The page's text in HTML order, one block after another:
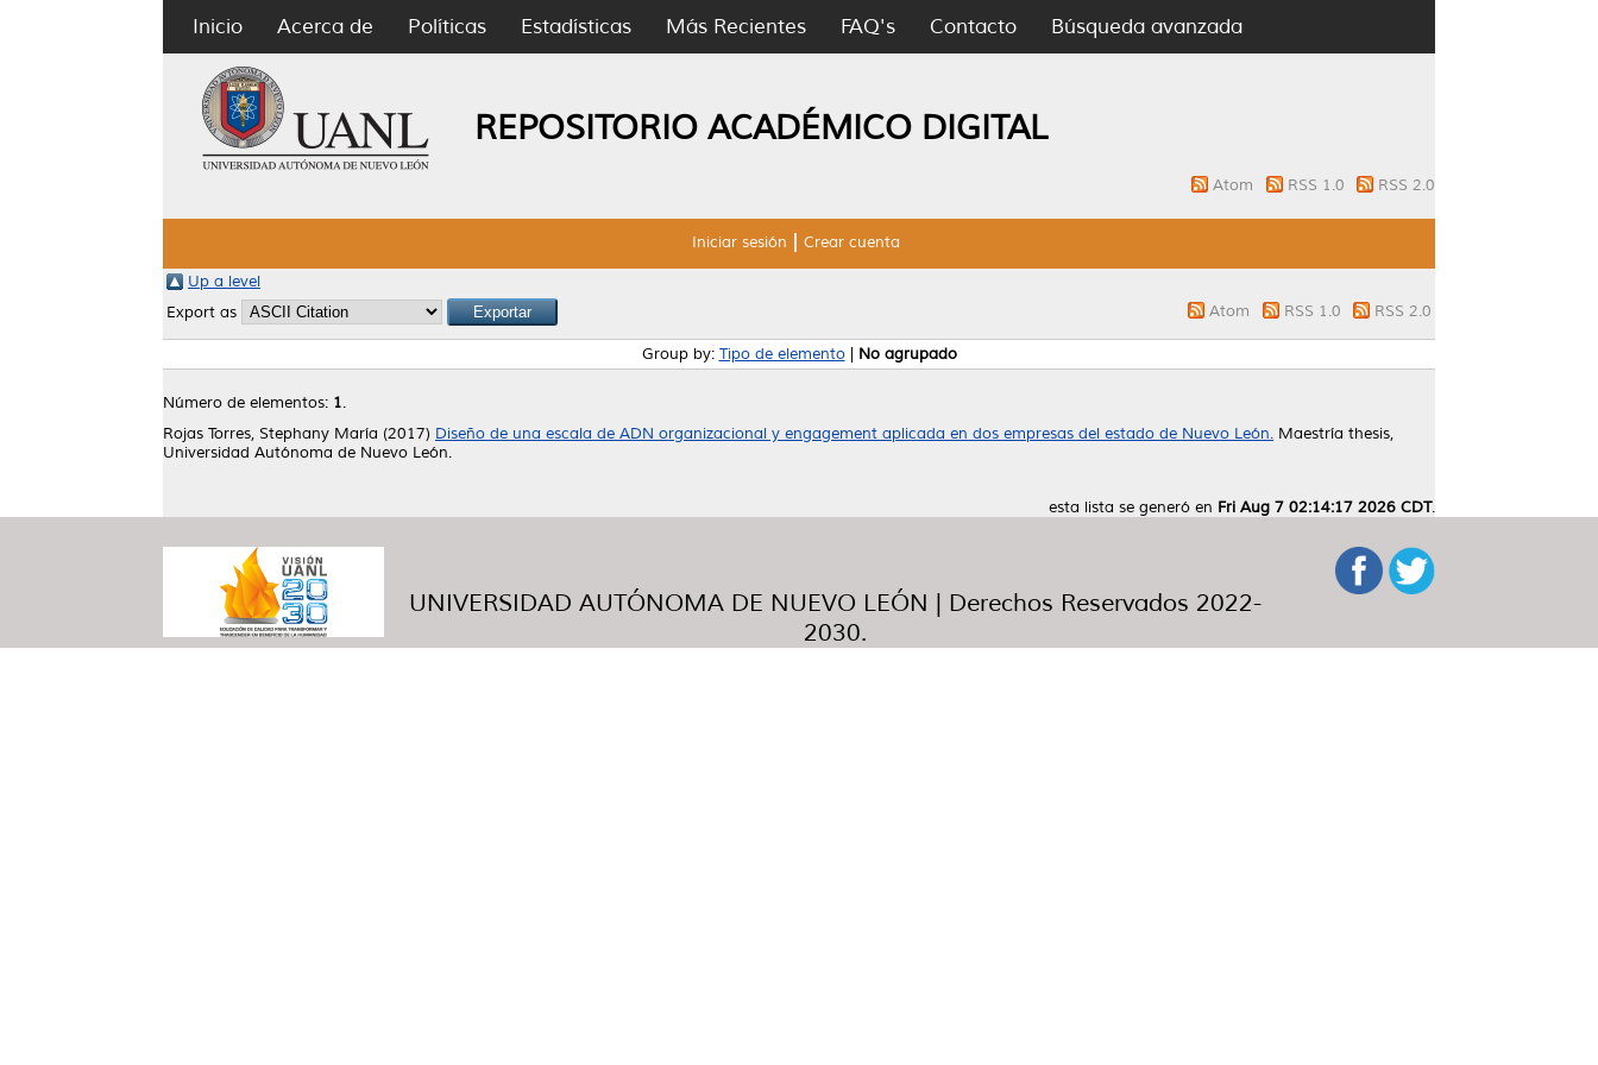
Inicio Acerca de Políticas Estadísticas Más Recientes FAQ's Contacto Búsqueda avanzada
REPOSITORIO ACADÉMICO DIGITAL
Atom RSS 1.0 RSS 2.0
Iniciar sesión Crear cuenta
Up a level
Export as
Atom RSS 1.0 RSS 2.0
Group by: Tipo de elemento| No agrupado
Número de elementos: 1.
Rojas Torres, Stephany María (2017) Diseño de una escala de ADN organizacional y engagement aplicada en dos empresas del estado de Nuevo León. Maestría thesis,
Universidad Autónoma de Nuevo León.
esta lista se generó en Fri Aug 7 02:14:17 2026 CDT.
UNIVERSIDAD AUTÓNOMA DE NUEVO LEÓN | Derechos Reservados 2022-
2030.